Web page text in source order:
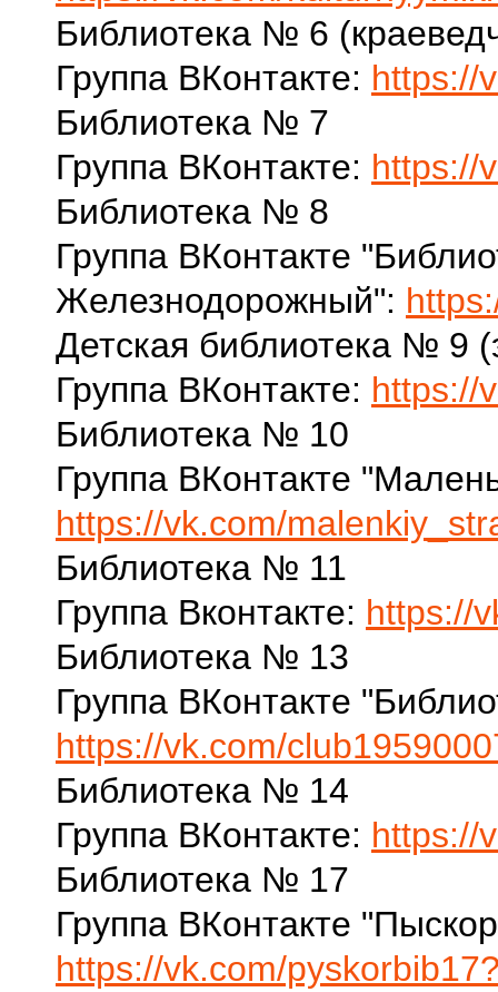
Библиотека № 6
Группа ВКонтакте: https://
Библиотека № 7
Группа ВКонтакте: https://
Библиотека № 8
Группа ВКонтакте
Железнодорожный":
Детская библиотека № 9
Группа ВКонтакте: https://
Библиотека № 10
Группа ВКонтакте
https://vk.com/
Библиотека № 11
Группа Вконтакте: https://
Библиотека № 13
Группа ВКонтакте
https://vk.com/
Библиотека № 14
Группа ВКонтакте: https://
Библиотека № 17
Группа ВКонтакте
https://vk.com/